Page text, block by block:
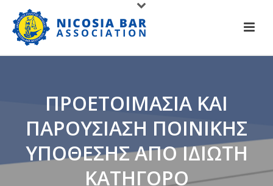
ΠΡΟΕΤΟΙΜΑΣΙΑ ΚΑΙ
ΠΑΡΟΥΣΙΑΣΗ ΠΟΙΝΙΚΗΣ
ΥΠΟΘΕΣΗΣ ΑΠΟ ΙΔΙΩΤΗ
ΚΑΤΗΓΟΡΟ